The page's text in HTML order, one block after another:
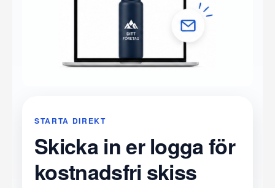
STARTA DIREKT
Skicka in er logga för
kostnadsfri skiss